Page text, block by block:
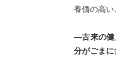
養価の高い
—古来の健
分がごまに